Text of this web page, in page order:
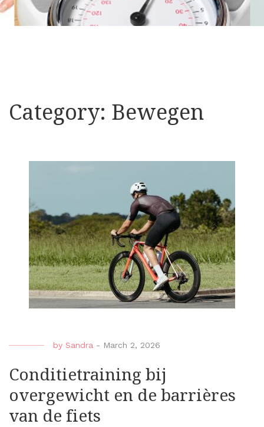
Category: Bewegen
by Sandra - March 2, 2026
Conditietraining bij
overgewicht en de barrières
van de fiets